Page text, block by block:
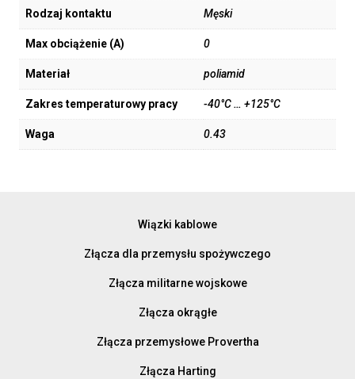
Rodzaj kontaktu Męski
Max obciążenie (A) 0
Materiał poliamid
Zakres temperaturowy pracy -40°C … +125°C
Waga 0.43
Wiązki kablowe
Złącza dla przemysłu spożywczego
Złącza militarne wojskowe
Złącza okrągłe
Złącza przemysłowe Provertha
Złącza Harting